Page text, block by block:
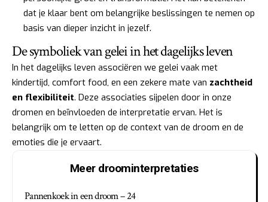
dat je klaar bent om belangrijke beslissingen te nemen op
basis van dieper inzicht in jezelf.
De symboliek van gelei in het dagelijks leven
In het dagelijks leven associëren we gelei vaak met
kindertijd, comfort food, en een zekere mate van zachtheid
en flexibiliteit. Deze associaties sijpelen door in onze
dromen en beïnvloeden de interpretatie ervan. Het is
belangrijk om te letten op de context van de droom en de
emoties die je ervaart.
Meer droominterpretaties
Pannenkoek in een droom – 24